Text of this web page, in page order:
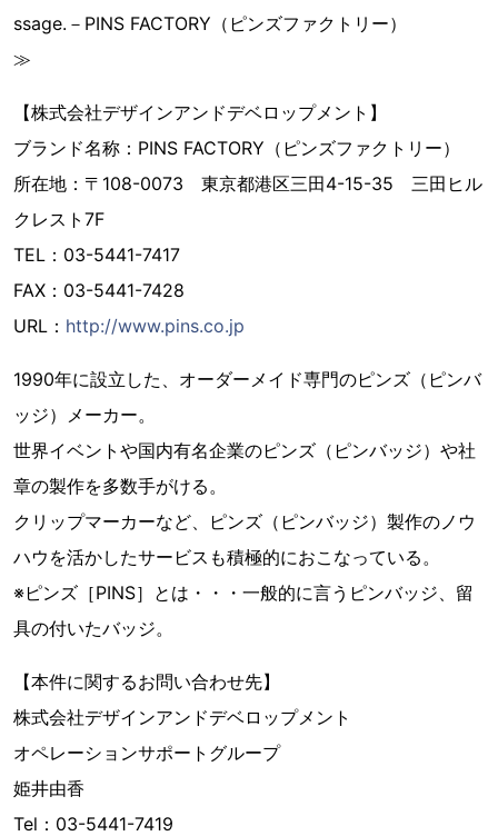
ssage.－PINS FACTORY（ピンズファクトリー）
≫
【株式会社デザインアンドデベロップメント】
ブランド名称：PINS FACTORY（ピンズファクトリー）
所在地：〒108-0073 東京都港区三田4-15-35 三田ヒル
クレスト7F
TEL：03-5441-7417
FAX：03-5441-7428
URL： http://www.pins.co.jp
1990年に設立した、オーダーメイド専門のピンズ（ピンバ
ッジ）メーカー。
世界イベントや国内有名企業のピンズ（ピンバッジ）や社
章の製作を多数手がける。
クリップマーカーなど、ピンズ（ピンバッジ）製作のノウ
ハウを活かしたサービスも積極的におこなっている。
※ピンズ［PINS］とは・・・一般的に言うピンバッジ、留
具の付いたバッジ。
【本件に関するお問い合わせ先】
株式会社デザインアンドデベロップメント
オペレーションサポートグループ
姫井由香
Tel：03-5441-7419